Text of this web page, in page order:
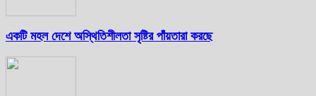
একটি মহল দেশে অস্থিতিশীলতা সৃষ্টির পাঁয়তারা করছে